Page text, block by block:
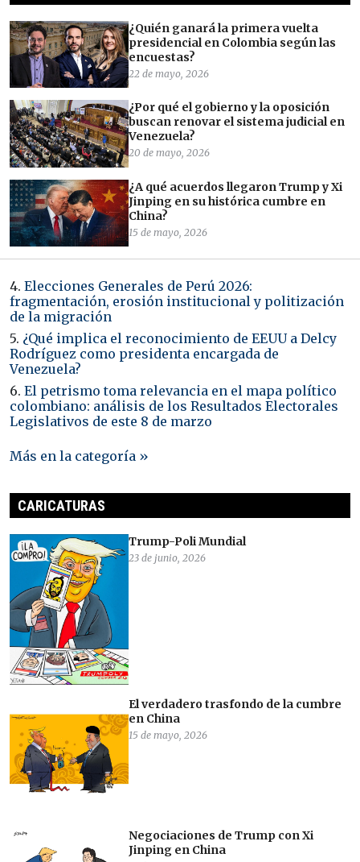
¿Quién ganará la primera vuelta
presidencial en Colombia según las
encuestas?
22 de mayo, 2026
¿Por qué el gobierno y la oposición
buscan renovar el sistema judicial en
Venezuela?
20 de mayo, 2026
¿A qué acuerdos llegaron Trump y Xi
Jinping en su histórica cumbre en
China?
15 de mayo, 2026
4. Elecciones Generales de Perú 2026:
fragmentación, erosión institucional y politización
de la migración
5. ¿Qué implica el reconocimiento de EEUU a Delcy
Rodríguez como presidenta encargada de
Venezuela?
6. El petrismo toma relevancia en el mapa político
colombiano: análisis de los Resultados Electorales
Legislativos de este 8 de marzo
Más en la categoría »
CARICATURAS
Trump-Poli Mundial
23 de junio, 2026
El verdadero trasfondo de la cumbre
en China
15 de mayo, 2026
Negociaciones de Trump con Xi
Jinping en China